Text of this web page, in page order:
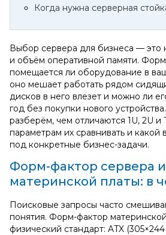
Когда нужна серверная
Выбор сервера для бизнеса — это
и объём оперативной памяти.
помещается ли оборудование в
оно мешает работать рядом
дисков в него влезет и можно ли
год без покупки нового
разберём, чем отличаются 1U, 2U и
параметрам их сравнивать и какой
под конкретные бизнес‑задачи.
Форм‑фактор сервера
материнской платы: в
Поисковые запросы часто
понятия. Форм‑фактор
физический стандарт: ATX